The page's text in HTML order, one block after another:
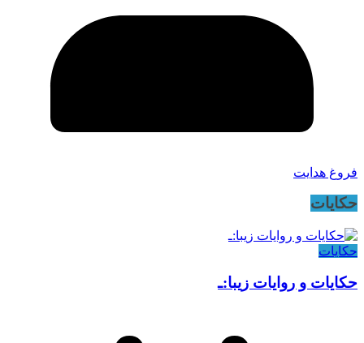
فروغ هدایت
حکایات
حکایات
حکایات و روایات زیبا:ـ